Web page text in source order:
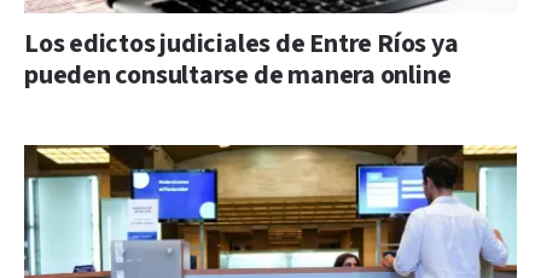
Los edictos judiciales de Entre Ríos ya
pueden consultarse de manera online